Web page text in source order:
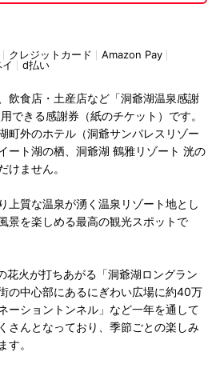
クレジットカード
Amazon Pay
d払い
飲食店・土産店など「洞爺湖温泉感謝
できる感謝券（紙のチケット）です。
町外のホテル（洞爺サンパレスリゾー
ート湖の栖、洞爺湖 鶴雅リゾート 洸の
けません。
上質な温泉が湧く温泉リゾート地とし
景を楽しめる最高の観光スポットで
花火が打ちあがる「洞爺湖ロングラン
の中心部にあるにぎわい広場に約40万
ーショントンネル」など一年を通して
さんとなっており、季節ごとの楽しみ
す。